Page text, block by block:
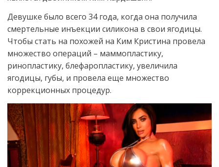
Девушке было всего 34 года, когда она получила
смертельные инъекции силикона в свои ягодицы.
Чтобы стать на похожей на Ким Кристина провела
множество операций – маммопластику,
ринопластику, блефаропластику, увеличила
ягодицы, губы, и провела еще множество
коррекционных процедур.